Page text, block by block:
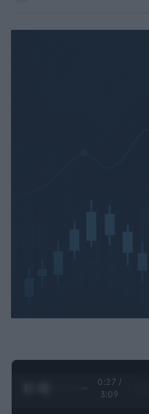
0:28 /
3:09